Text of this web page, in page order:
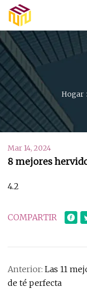
Hogar
Mar 14, 2024
8 mejores
4.2
COMPARTIR
Anterior: Las 11
de té perfecta